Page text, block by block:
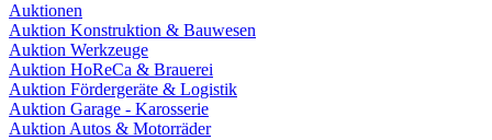
Auktionen
Auktion Konstruktion & Bauwesen
Auktion Werkzeuge
Auktion HoReCa & Brauerei
Auktion Fördergeräte & Logistik
Auktion Garage - Karosserie
Auktion Autos & Motorräder